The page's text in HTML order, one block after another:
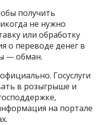
получить
не нужно
или обработку
о переводе денег в
— обман.
Госуслуги
в розыгрыше и
на портале